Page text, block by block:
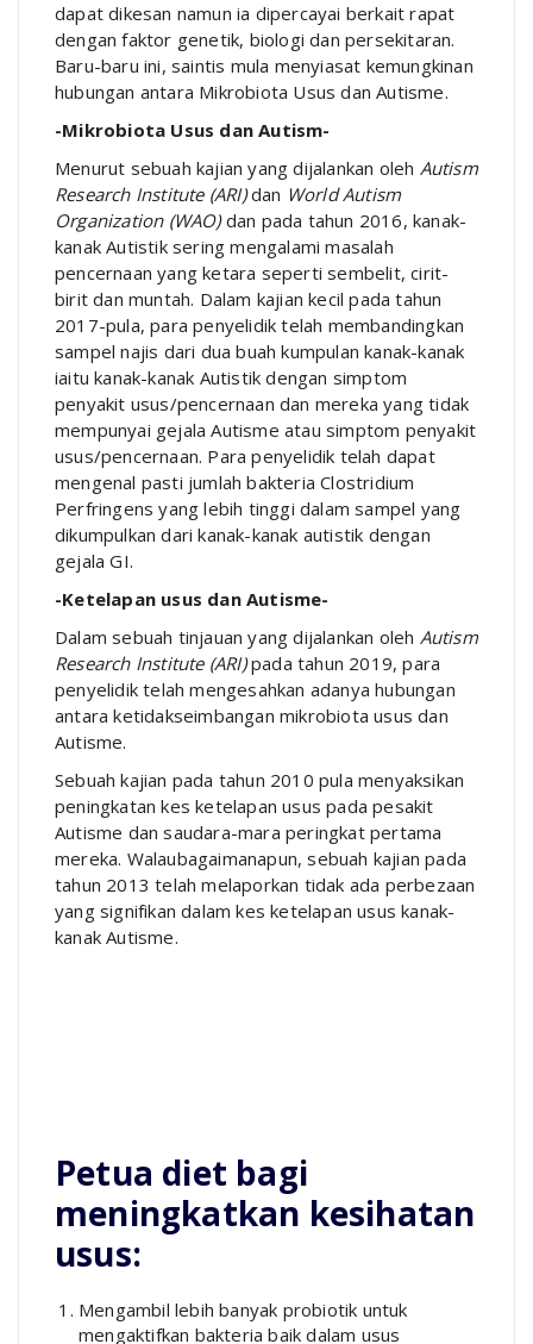
dapat dikesan namun ia dipercayai berkait rapat
dengan faktor genetik, biologi dan persekitaran.
Baru-baru ini, saintis mula menyiasat kemungkinan
hubungan antara Mikrobiota Usus dan Autisme.
-Mikrobiota Usus dan Autism-
Menurut sebuah kajian yang dijalankan oleh Autism
Research Institute (ARI)dan World Autism
Organization (WAO)dan pada tahun 2016, kanak-
kanak Autistik sering mengalami masalah
pencernaan yang ketara seperti sembelit, cirit-
birit dan muntah. Dalam kajian kecil pada tahun
2017-pula, para penyelidik telah membandingkan
sampel najis dari dua buah kumpulan kanak-kanak
iaitu kanak-kanak Autistik dengan simptom
penyakit usus/pencernaan dan mereka yang tidak
mempunyai gejala Autisme atau simptom penyakit
usus/pencernaan. Para penyelidik telah dapat
mengenal pasti jumlah bakteria Clostridium
Perfringens yang lebih tinggi dalam sampel yang
dikumpulkan dari kanak-kanak autistik dengan
gejala GI.
-Ketelapan usus dan Autisme-
Dalam sebuah tinjauan yang dijalankan oleh Autism
Research Institute (ARI)pada tahun 2019, para
penyelidik telah mengesahkan adanya hubungan
antara ketidakseimbangan mikrobiota usus dan
Autisme.
Sebuah kajian pada tahun 2010 pula menyaksikan
peningkatan kes ketelapan usus pada pesakit
Autisme dan saudara-mara peringkat pertama
mereka. Walaubagaimanapun, sebuah kajian pada
tahun 2013 telah melaporkan tidak ada perbezaan
yang signifikan dalam kes ketelapan usus kanak-
kanak Autisme.
Petua diet bagi
meningkatkan kesihatan
usus:
Mengambil lebih banyak probiotik untuk
mengaktifkan bakteria baik dalam usus